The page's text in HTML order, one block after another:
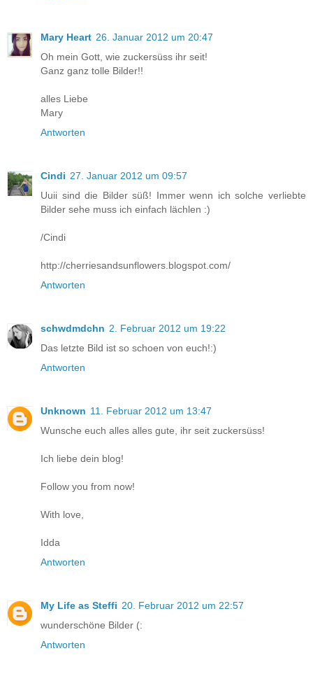
Mary Heart 26. Januar 2012 um 20:47
Oh mein Gott, wie zuckersüss ihr seit!
Ganz ganz tolle Bilder!!
alles Liebe
Mary
Antworten
Cindi 27. Januar 2012 um 09:57
Uuii sind die Bilder süß! Immer wenn ich solche verliebte
Bilder sehe muss ich einfach lächlen :)
/Cindi
http://cherriesandsunflowers.blogspot.com/
Antworten
schwdmdchn 2. Februar 2012 um 19:22
Das letzte Bild ist so schoen von euch!:)
Antworten
Unknown 11. Februar 2012 um 13:47
Wunsche euch alles alles gute, ihr seit zuckersüss!
Ich liebe dein blog!
Follow you from now!
With love,
Idda
Antworten
My Life as Steffi 20. Februar 2012 um 22:57
wunderschöne Bilder (:
Antworten